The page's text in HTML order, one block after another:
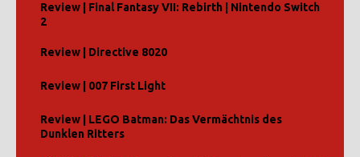
Review | Final Fantasy VII: Rebirth | Nintendo Switch
2
Review | Directive 8020
Review | 007 First Light
Review | LEGO Batman: Das Vermächtnis des
Dunklen Ritters